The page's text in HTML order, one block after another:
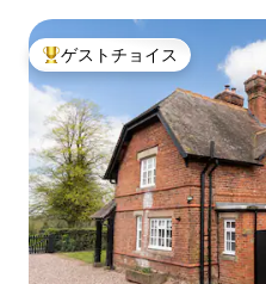
大好評のゲストチョイスです。
ゲストチョイス